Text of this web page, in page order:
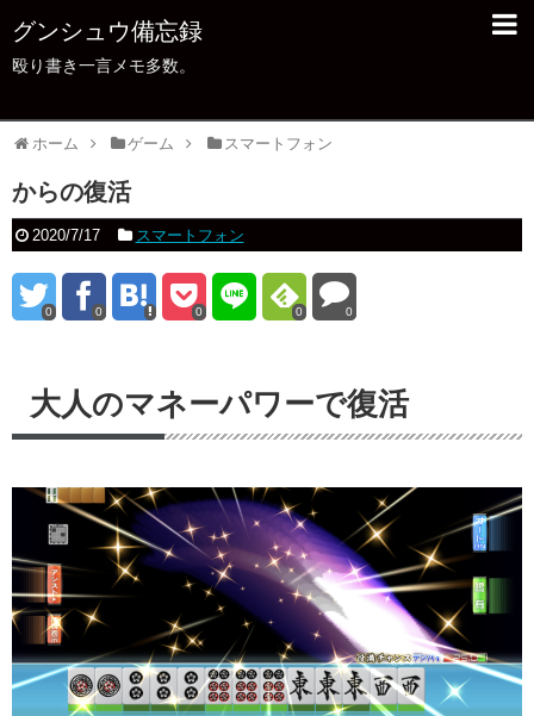
グンシュウ備忘録
殴り書き一言メモ多数。
ホーム ゲーム スマートフォン
からの復活
2020/7/17 スマートフォン
0 0 0 0 0
大人のマネーパワーで復活